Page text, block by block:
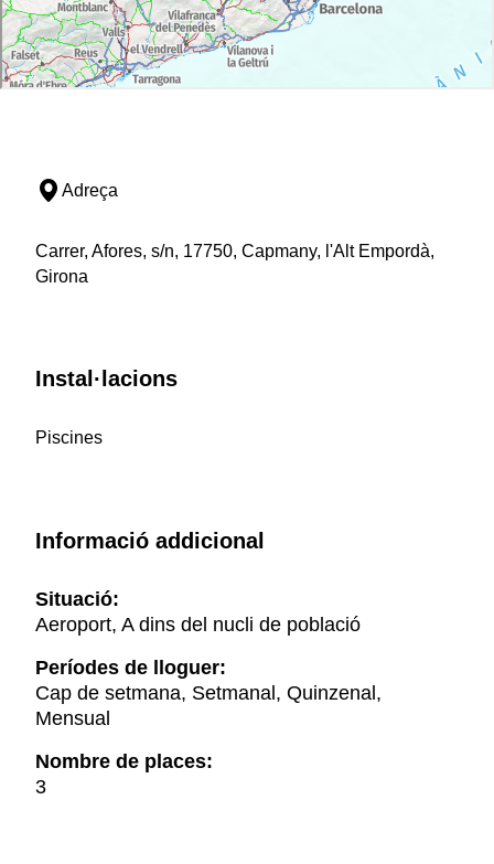
Adreça
Carrer, Afores, s/n, 17750, Capmany, l'Alt Empordà,
Girona
Instal·lacions
Piscines
Informació addicional
Situació:
Aeroport, A dins del nucli de població
Períodes de lloguer:
Cap de setmana, Setmanal, Quinzenal,
Mensual
Nombre de places:
3